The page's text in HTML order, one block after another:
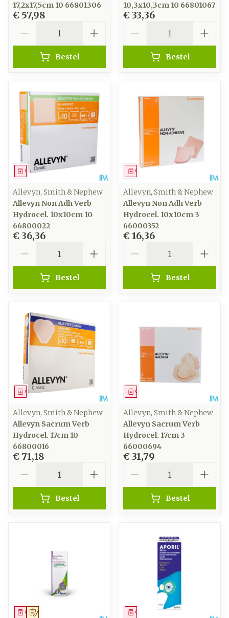
17,2x17,5cm 10 66801306
€ 57,98
Bestel
10,3x10,3cm 10 66801067
€ 33,36
Bestel
Geneesmiddel
Allevyn, Smith & Nephew
Allevyn Non Adh Verb
Hydrocel. 10x10cm 10
66800022
€ 36,36
Bestel
Geneesmiddel
Allevyn, Smith & Nephew
Allevyn Non Adh Verb
Hydrocel. 10x10cm 3
66000352
€ 16,36
Bestel
Geneesmiddel
Allevyn, Smith & Nephew
Allevyn Sacrum Verb
Hydrocel. 17cm 10
66800016
€ 71,18
Bestel
Geneesmiddel
Allevyn, Smith & Nephew
Allevyn Sacrum Verb
Hydrocel. 17cm 3
66000694
€ 31,79
Bestel
Op voorschrift
Geneesmiddel Geneesmiddel